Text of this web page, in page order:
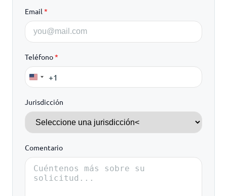
Email *
Teléfono*
United
+1
+1
Jurisdicción
Comentario